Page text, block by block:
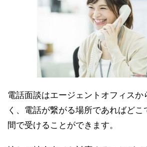
電話面談はエージェントオフィスか
く、電話が繋がる場所であればど
間で受けることができます。